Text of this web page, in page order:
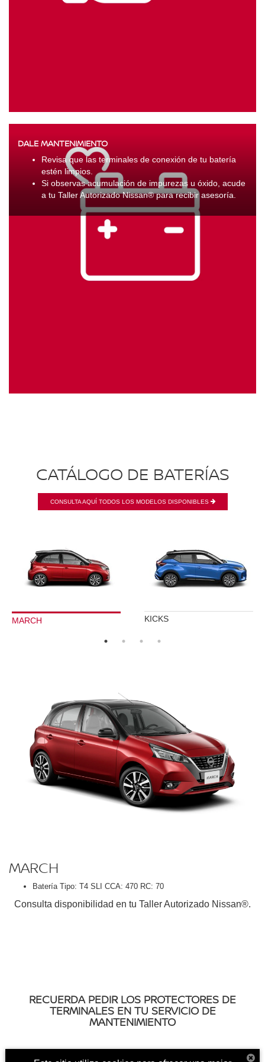
DALE MANTENIMIENTO
Revisa que las terminales de conexión de tu batería
estén limpios.
Si observas acumulación de impurezas u óxido, acude
a tu Taller Autorizado Nissan® para recibir asesoría.
CATÁLOGO DE BATERÍAS
CONSULTA AQUÍ TODOS LOS MODELOS DISPONIBLES
MARCH KICKS
MARCH
Batería Tipo: T4 SLI CCA: 470 RC: 70
Consulta disponibilidad en tu Taller Autorizado Nissan®.
RECUERDA PEDIR LOS PROTECTORES DE
TERMINALES EN TU SERVICIO DE
MANTENIMIENTO